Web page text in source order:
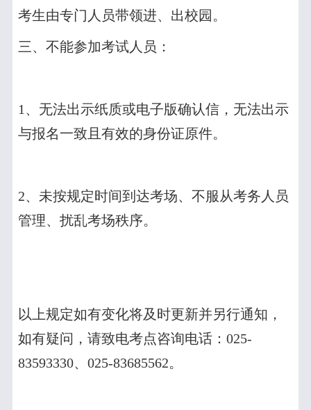
考生由专门人员带领进、出校园。
三、不能参加考试人员：
1 、无法出示纸质或电子版确认信，无法出示
与报名一致且有效的身份证原件。
2、未按规定时间到达考场、不服从考务人员
管理、扰乱考场秩序。
以上规定如有变化将及时更新并另行通知，
如有疑问，请致电考点咨询电话：025-
83593330、025-83685562。